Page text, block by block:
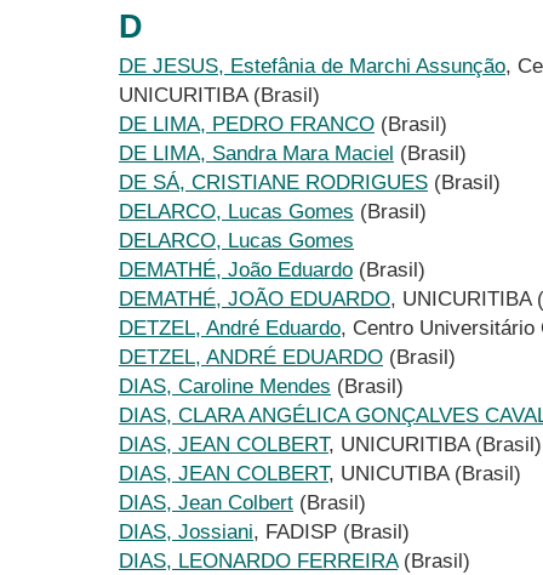
D
DE JESUS, Estefânia de Marchi Assunção,
UNICURITIBA (Brasil)
DE LIMA, PEDRO FRANCO (Brasil)
DE LIMA, Sandra Mara Maciel (Brasil)
DE SÁ, CRISTIANE RODRIGUES (Brasil)
DELARCO, Lucas Gomes (Brasil)
DELARCO, Lucas Gomes
DEMATHÉ, João Eduardo (Brasil)
DEMATHÉ, JOÃO EDUARDO, UNICURITIBA
DETZEL, André Eduardo, Centro
DETZEL, ANDRÉ EDUARDO (Brasil)
DIAS, Caroline Mendes (Brasil)
DIAS, CLARA ANGÉLICA GONÇALVES
DIAS, JEAN COLBERT, UNICURITIBA (Brasil)
DIAS, JEAN COLBERT, UNICUTIBA (Brasil)
DIAS, Jean Colbert (Brasil)
DIAS, Jossiani, FADISP (Brasil)
DIAS, LEONARDO FERREIRA(Brasil)